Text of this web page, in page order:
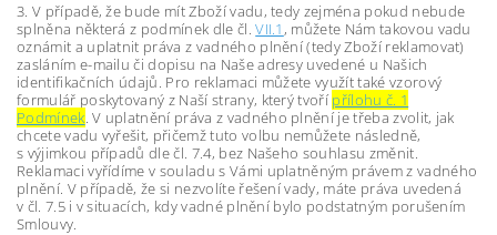
3. V případě, že bude mít Zboží vadu, tedy zejména pokud nebude
splněna některá z podmínek dle čl.VII.1 , můžete Nám takovou vadu
oznámit a uplatnit práva z vadného plnění (tedy Zboží reklamovat)
zasláním e-mailu či dopisu na Naše adresy uvedené u Našich
identifikačních údajů. Pro reklamaci můžete využít také vzorový
formulář poskytovaný z Naší strany, který tvoří přílohu č. 1
Podmínek. V uplatnění práva z vadného plnění je třeba zvolit, jak
chcete vadu vyřešit, přičemž tuto volbu nemůžete následně,
s výjimkou případů dle čl. 7.4, bez Našeho souhlasu změnit.
Reklamaci vyřídíme v souladu s Vámi uplatněným právem z vadného
plnění. V případě, že si nezvolíte řešení vady, máte práva uvedená
v čl. 7.5 i v situacích, kdy vadné plnění bylo podstatným porušením
Smlouvy.